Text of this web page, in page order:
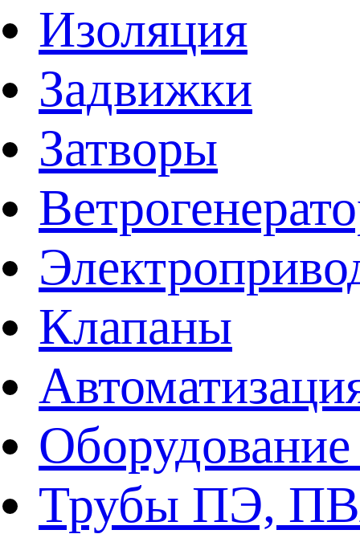
Изоляция
Задвижки
Затворы
Клапаны
Трубы ПЭ,